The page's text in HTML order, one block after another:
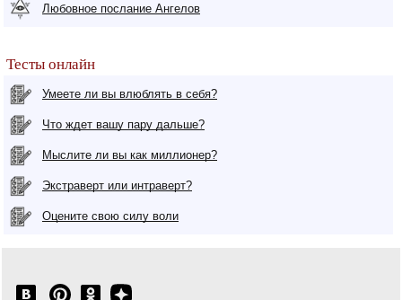
Любовное послание Ангелов
Тесты онлайн
Умеете ли вы влюблять в себя?
Что ждет вашу пару дальше?
Мыслите ли вы как миллионер?
Экстраверт или интраверт?
Оцените свою силу воли